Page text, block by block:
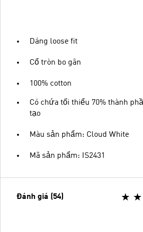
Dáng loose fit
Cổ tròn bo gân
100% cotton
Có chứa tối thiểu 70% thành
tạo
Màu sản phẩm: Cloud White
Mã sản phẩm: IS2431
Đánh giá (54)